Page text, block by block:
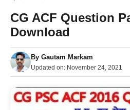
CG ACF Question
Download
By Gautam Markam
Updated on: November 24, 2021